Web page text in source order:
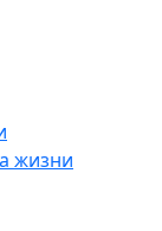
жизни